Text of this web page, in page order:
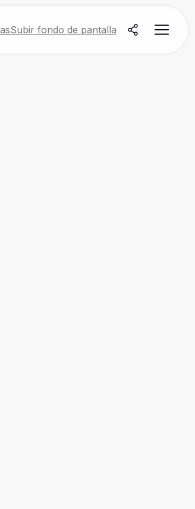
Subir fondo de pantalla